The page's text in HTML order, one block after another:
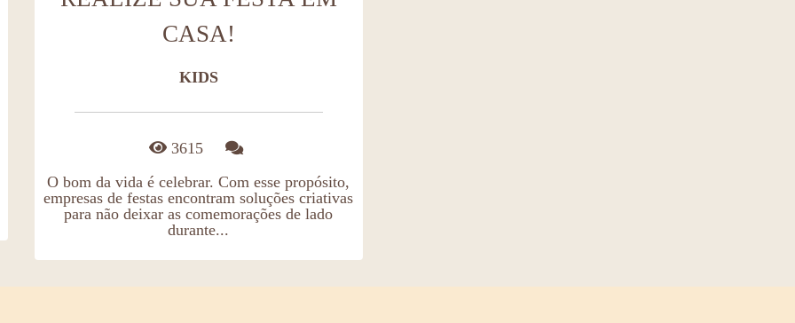
CASA!
KIDS
3615
O bom da vida é celebrar. Com esse propósito,
empresas de festas encontram soluções criativas
para não deixar as comemorações de lado
durante...